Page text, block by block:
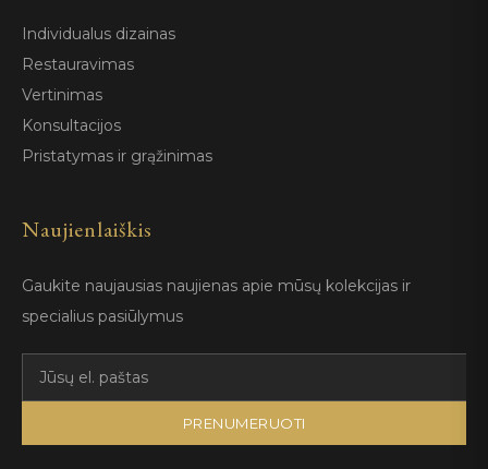
Individualus dizainas
Restauravimas
Vertinimas
Konsultacijos
Pristatymas ir grąžinimas
Naujienlaiškis
Gaukite naujausias naujienas apie mūsų kolekcijas ir
specialius pasiūlymus
PRENUMERUOTI